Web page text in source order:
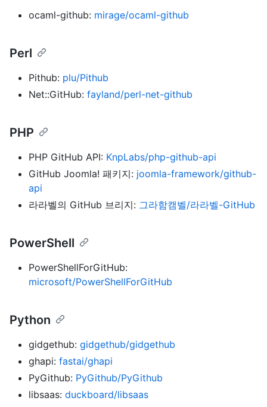
ocaml-github: mirage/ocaml-github
Perl
Pithub: plu/Pithub
Net::GitHub: fayland/perl-net-github
PHP
PHP GitHub API: KnpLabs/php-github-api
GitHub Joomla! 패키지: joomla-framework/github-
api
라라벨의 GitHub 브리지: 그라함캠벨/라라벨-GitHub
PowerShell
PowerShellForGitHub:
microsoft/PowerShellForGitHub
Python
gidgethub: gidgethub/gidgethub
ghapi: fastai/ghapi
PyGithub: PyGithub/PyGithub
libsaas: duckboard/libsaas